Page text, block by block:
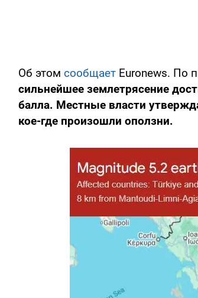
Об этом сообщает Euronews. По
сильнейшее землетрясение
балла. Местные власти
кое-где произошли оползни.